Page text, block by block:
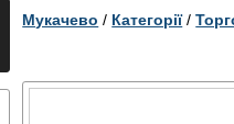
Мукачево / Категорії/